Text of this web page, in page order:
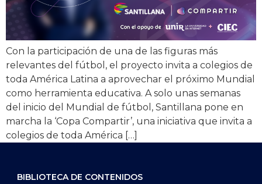
Con la participación de una de las figuras más
relevantes del fútbol, el proyecto invita a colegios de
toda América Latina a aprovechar el próximo Mundial
como herramienta educativa. A solo unas semanas
del inicio del Mundial de fútbol, Santillana pone en
marcha la ‘Copa Compartir’, una iniciativa que invita a
colegios de toda América […]
BIBLIOTECA DE CONTENIDOS